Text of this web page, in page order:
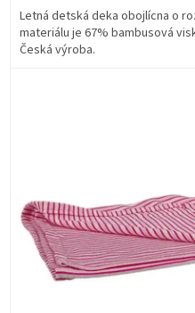
z
5
hviezdičiek.
Letná detská deka obojlícna o
materiálu je 67% bambusová
Česká výroba.